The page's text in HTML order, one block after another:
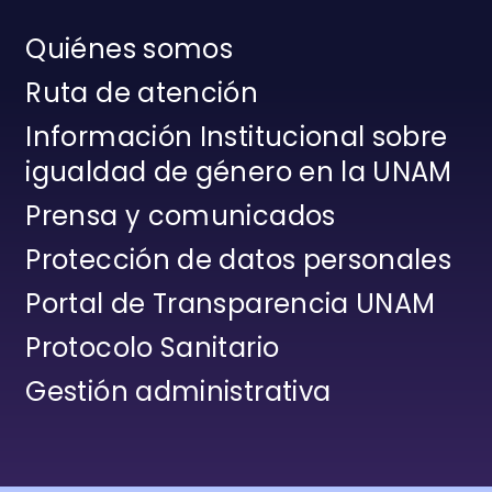
Quiénes somos
Ruta de atención
Información Institucional sobre
igualdad de género en la UNAM
Prensa y comunicados
Protección de datos personales
Portal de Transparencia UNAM
Protocolo Sanitario
Gestión administrativa